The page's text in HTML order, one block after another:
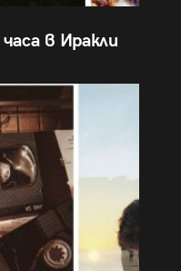
в Иракли